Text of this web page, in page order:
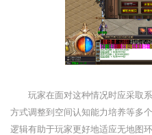
玩家在面对这种情况时应采取
方式调整到空间认知能力培养等多
逻辑有助于玩家更好地适应无地图